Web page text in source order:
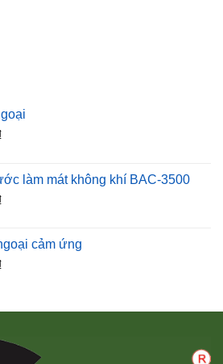
làm mát không khí BAC-3500
cảm ứng